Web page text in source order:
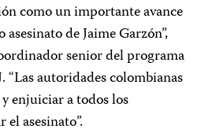
como un importante avance
de Jaime Garzón”,
senior del programa
“Las autoridades colombianas
enjuiciar a todos los
asesinato”.